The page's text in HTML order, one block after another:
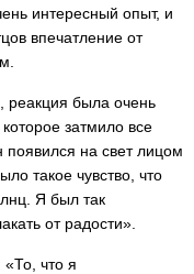
интересный опыт, и
впечатление от
реакция была очень
затмило все
на свет лицом
такое чувство, что
Я был так
от радости».
что я